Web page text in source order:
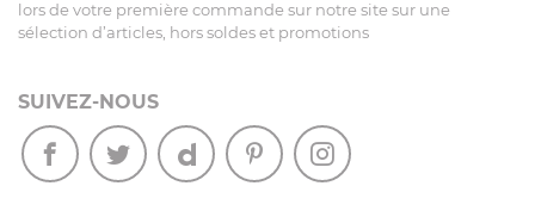
lors de votre première commande sur notre site sur une
sélection d’articles, hors soldes et promotions
SUIVEZ-NOUS